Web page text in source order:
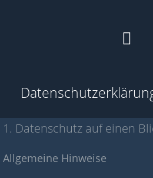
1. Datenschutz auf einen
Allgemeine Hinweise